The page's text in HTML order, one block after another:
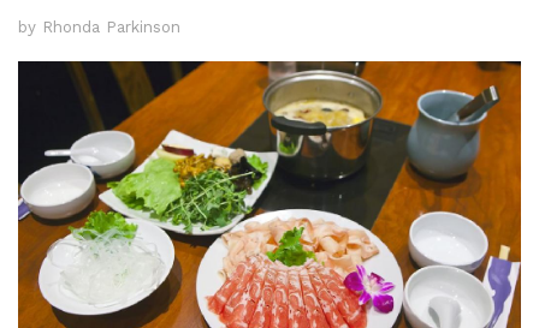
by Rhonda Parkinson